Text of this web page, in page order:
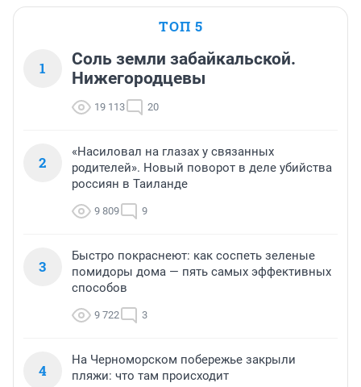
ТОП 5
1
Соль земли забайкальской.
Нижегородцевы
19 113 20
2
«Насиловал на глазах у связанных
родителей». Новый поворот в деле убийства
россиян в Таиланде
9 809 9
3
Быстро покраснеют: как соспеть зеленые
помидоры дома — пять самых эффективных
способов
9 722 3
4
На Черноморском побережье закрыли
пляжи: что там происходит